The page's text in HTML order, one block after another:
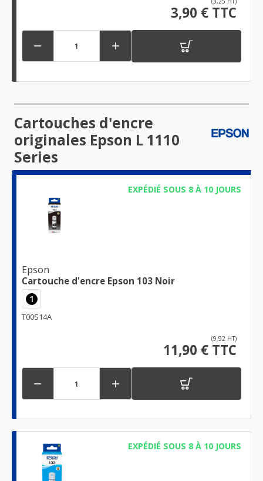
3,90 € TTC
 
Cartouches d'encre
originales Epson L 1110
Series
EXPÉDIÉ SOUS 8 À 10 JOURS
Epson
Cartouche d'encre Epson 103 Noir
1
T00S14A
(9,92 HT)
11,90 € TTC
 
EXPÉDIÉ SOUS 8 À 10 JOURS